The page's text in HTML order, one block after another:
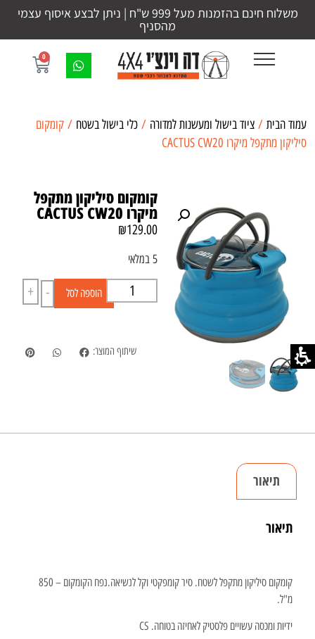
משלוח חינם בהזמנות מעל 999 ש"ח | ניתן לבצע איסוף עצמי
מהסניף
0
עמוד הבית / ציוד בישול ומעשנות למדורה / כלי בישול בשטח / קומקום
סיליקון מתקפל מיקרו CACTUS CW20
קומקום סיליקון מתקפל
מיקרו CACTUS CW20
₪129.00
5 במלאי
-
+ הוספה לסל
שיתוף המוצר:
תיאור
תיאור
קומקום סיליקון מתקפל לשטח. סיר קומפקטי וקל לנשיאה.נפח הקומקום – 850
מ"ל.
ידיות ומכסה עשויים פלסטיק לאחיזה בטוחה. CS